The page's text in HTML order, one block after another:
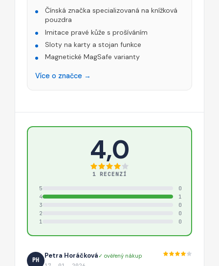
Čínská značka specializovaná na knížková
pouzdra
Imitace pravé kůže s prošíváním
Sloty na karty a stojan funkce
Magnetické MagSafe varianty
Více o značce →
4,0
1 RECENZÍ
5
0
4
1
3
0
2
0
1
0
PH
Petra Horáčková✓ ověřený nákup